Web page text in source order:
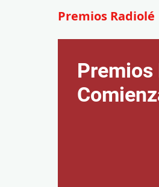
Premios Radiolé
Premios